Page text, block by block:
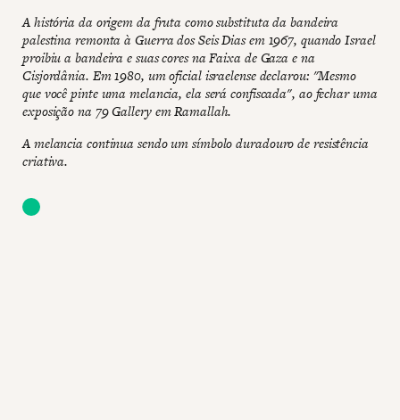
A história da origem da fruta como substituta da bandeira
palestina remonta à Guerra dos Seis Dias em 1967, quando Israel
proibiu a bandeira e suas cores na Faixa de Gaza e na
Cisjordânia. Em 1980, um oficial israelense declarou: "Mesmo
que você pinte uma melancia, ela será confiscada", ao fechar uma
exposição na 79 Gallery em Ramallah.
A melancia continua sendo um símbolo duradouro de resistência
criativa.